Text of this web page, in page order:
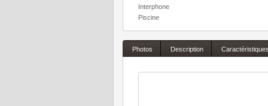
Interphone
Piscine
Photos Description